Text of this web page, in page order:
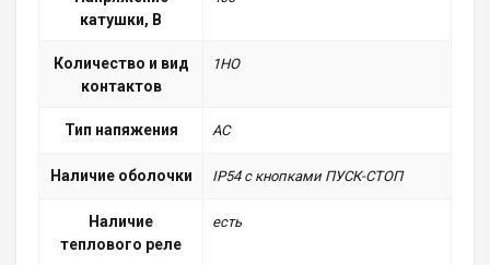
катушки, В
Количество и вид
контактов
1НО
Тип напяжения АС
Наличие оболочки IP54 с кнопками ПУСК-СТОП
Наличие
теплового реле
есть